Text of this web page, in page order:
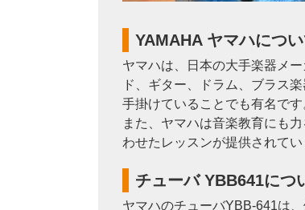
YAMAHA ヤマハにつ
ヤマハは、日本の大手楽器メ
ド、ギター、ドラム、ブラス
手掛けていることでも有名です
また、ヤマハは音楽教育にも
わせたレッスンが提供されてい
チューバ YBB641につ
ヤマハのチューバYBB-641は